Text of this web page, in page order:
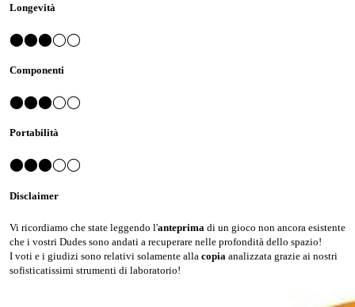
Longevità
⬤⬤⬤◯◯
Componenti
⬤⬤⬤◯◯
Portabilità
⬤⬤⬤◯◯
Disclaimer
Vi ricordiamo che state leggendo l'anteprima di un gioco non ancora esistente
che i vostri Dudes sono andati a recuperare nelle profondità dello spazio!
I voti e i giudizi sono relativi solamente alla copia analizzata grazie ai nostri
sofisticatissimi strumenti di laboratorio!